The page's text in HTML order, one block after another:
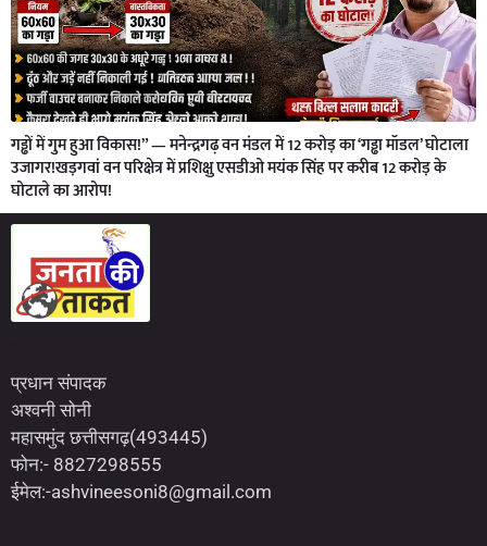
गड्ढों में गुम हुआ विकास!” — मनेन्द्रगढ़ वन मंडल में 12 करोड़ का ‘गड्ढा मॉडल’ घोटाला
उजागर!खड़गवां वन परिक्षेत्र में प्रशिक्षु एसडीओ मयंक सिंह पर करीब 12 करोड़ के
घोटाले का आरोप!
प्रधान संपादक
अश्वनी सोनी
महासमुंद छत्तीसगढ़(493445)
फोन:- 8827298555
ईमेल:-ashvineesoni8@gmail.com